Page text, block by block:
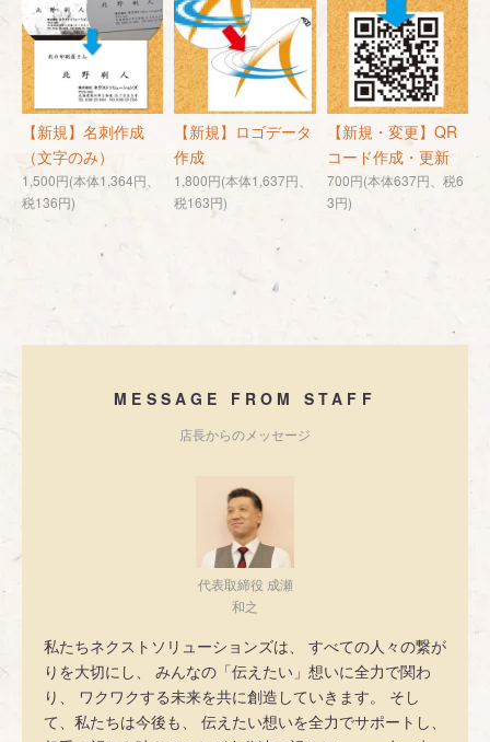
【新規】名刺作成
（文字のみ）
1,500円(本体1,364円、
税136円)
【新規】ロゴデータ
作成
1,800円(本体1,637円、
税163円)
【新規・変更】QR
コード作成・更新
700円(本体637円、税6
3円)
MESSAGE FROM STAFF
店長からのメッセージ
代表取締役 成瀬
和之
私たちネクストソリューションズは、 すべての人々の繋が
りを大切にし、 みんなの「伝えたい」想いに全力で関わ
り、 ワクワクする未来を共に創造していきます。 そし
て、私たちは今後も、 伝えたい想いを全力でサポートし、